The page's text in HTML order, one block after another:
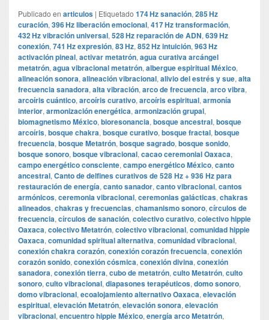
Publicado en articulos | Etiquetado 174 Hz sanación, 285 Hz
curación, 396 Hz liberación emocional, 417 Hz transformación,
432 Hz vibración universal, 528 Hz reparación de ADN, 639 Hz
conexión, 741 Hz expresión, 83 Hz, 852 Hz intuición, 963 Hz
activación pineal, activar metatrón, agua curativa arcángel
metatrón, agua vibracional metatrón, albergue espiritual México,
alineación sonora, alineación vibracional, alivio del estrés y sue, alta
frecuencia sanadora, alta vibración, arco de frecuencia, arco vibra,
arcoíris cuántico, arcoíris curativo, arcoíris espiritual, armonía
interior, armonización energética, armonización grupal,
biomagnetismo México, bioresonancia, bosque ancestral, bosque
arcoíris, bosque chakra, bosque curativo, bosque fractal, bosque
frecuencia, bosque Metatrón, bosque sagrado, bosque sonido,
bosque sonoro, bosque vibracional, cacao ceremonial Oaxaca,
campo energético consciente, campo energético México, canto
ancestral, Canto de delfines curativos de 528 Hz + 936 Hz para
restauración de energía, canto sanador, canto vibracional, cantos
armónicos, ceremonia vibracional, ceremonias galácticas, chakras
alineados, chakras y frecuencias, chamanismo sonoro, círculos de
frecuencia, círculos de sanación, colectivo curativo, colectivo hippie
Oaxaca, colectivo Metatrón, colectivo vibracional, comunidad hippie
Oaxaca, comunidad spiritual alternativa, comunidad vibracional,
conexión chakra corazón, conexión corazón frecuencia, conexión
corazón sonido, conexión cósmica, conexión divina, conexión
sanadora, conexión tierra, cubo de metatrón, culto Metatrón, culto
sonoro, culto vibracional, diapasones terapéuticos, domo sonoro,
domo vibracional, ecoalojamiento alternativo Oaxaca, elevación
espiritual, elevación Metatrón, elevación sonora, elevación
vibracional, encuentro hippie México, energía arco Metatrón,